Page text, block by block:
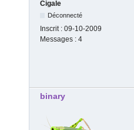
Cigale
Déconnecté
Inscrit : 09-10-2009
Messages : 4
binary